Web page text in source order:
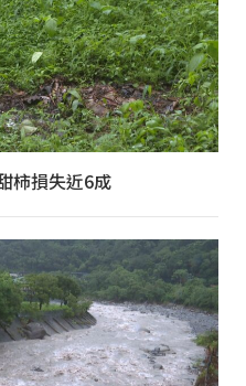
柿損失近6成